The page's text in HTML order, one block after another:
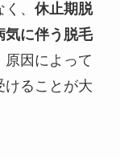
、 休止期脱
気に伴う脱毛
原因によって
けることが大